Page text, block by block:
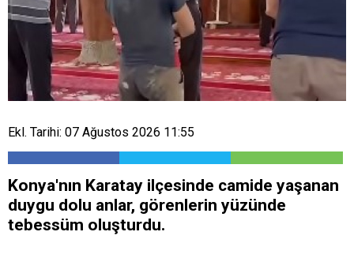
Ekl. Tarihi: 07 Ağustos 2026 11:55
Konya'nın Karatay ilçesinde camide yaşanan
duygu dolu anlar, görenlerin yüzünde
tebessüm oluşturdu.